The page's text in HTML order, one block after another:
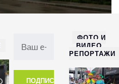
ФОТО И
ВИДЕО
РЕПОРТАЖИ